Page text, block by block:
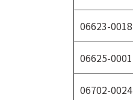
06623-0018
06625-0001
06702-0024